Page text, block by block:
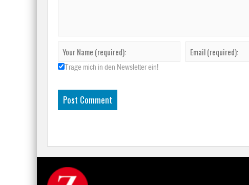
Trage mich in den Newsletter ein!